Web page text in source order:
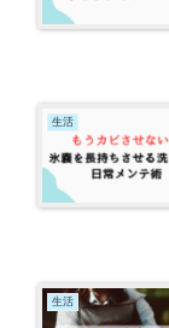
生活
生活